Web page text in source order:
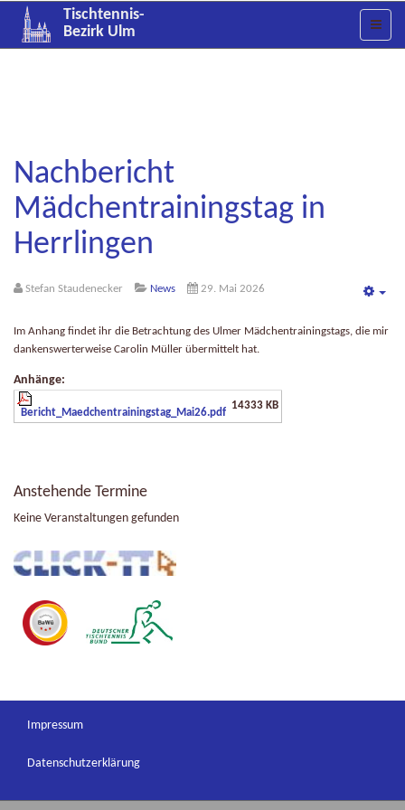
Tischtennis-
Bezirk Ulm
Nachbericht
Mädchentrainingstag in
Herrlingen
Stefan Staudenecker News 29. Mai 2026
Im Anhang findet ihr die Betrachtung des Ulmer Mädchentrainingstags, die mir
dankenswerterweise Carolin Müller übermittelt hat.
Anhänge:
Bericht_Maedchentrainingstag_Mai26.pdf
14333 KB
Anstehende Termine
Keine Veranstaltungen gefunden
Impressum
Datenschutzerklärung